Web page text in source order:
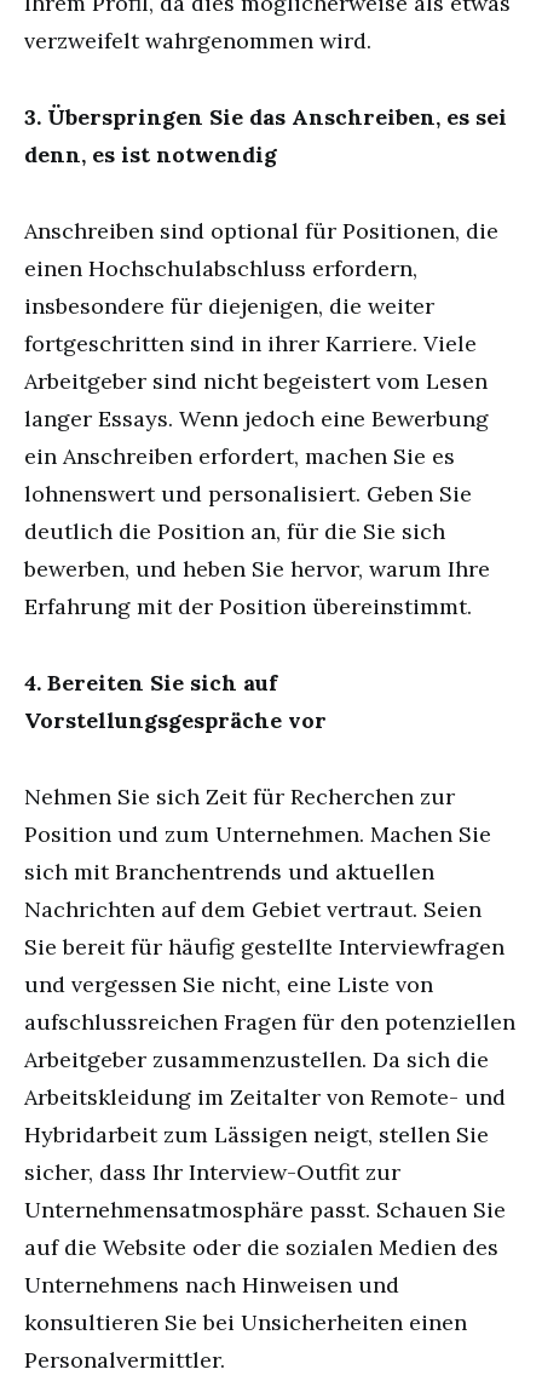
verzweifelt wahrgenommen wird.
3. Überspringen Sie das Anschreiben, es sei
denn, es ist notwendig
Anschreiben sind optional für Positionen, die
einen Hochschulabschluss erfordern,
insbesondere für diejenigen, die weiter
fortgeschritten sind in ihrer Karriere. Viele
Arbeitgeber sind nicht begeistert vom Lesen
langer Essays. Wenn jedoch eine Bewerbung
ein Anschreiben erfordert, machen Sie es
lohnenswert und personalisiert. Geben Sie
deutlich die Position an, für die Sie sich
bewerben, und heben Sie hervor, warum Ihre
Erfahrung mit der Position übereinstimmt.
4. Bereiten Sie sich auf
Vorstellungsgespräche vor
Nehmen Sie sich Zeit für Recherchen zur
Position und zum Unternehmen. Machen Sie
sich mit Branchentrends und aktuellen
Nachrichten auf dem Gebiet vertraut. Seien
Sie bereit für häufig gestellte Interviewfragen
und vergessen Sie nicht, eine Liste von
aufschlussreichen Fragen für den potenziellen
Arbeitgeber zusammenzustellen. Da sich die
Arbeitskleidung im Zeitalter von Remote- und
Hybridarbeit zum Lässigen neigt, stellen Sie
sicher, dass Ihr Interview-Outfit zur
Unternehmensatmosphäre passt. Schauen Sie
auf die Website oder die sozialen Medien des
Unternehmens nach Hinweisen und
konsultieren Sie bei Unsicherheiten einen
Personalvermittler.